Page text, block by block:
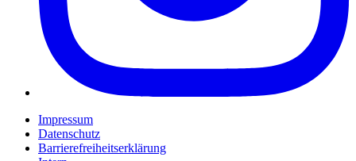
Impressum
Datenschutz
Barrierefreiheitserklärung